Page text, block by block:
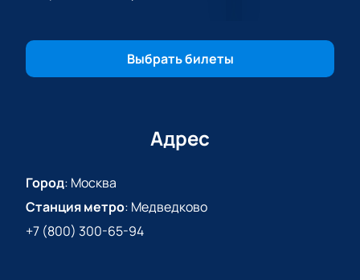
(Новосибирск) можно на нашем сайте.. Также в
наличии большой выбор билетов на все
спортивные события, проходящие на «Арене
Выбрать билеты
Адрес
Город: Москва
Станция метро: Медведково
+7 (800) 300-65-94